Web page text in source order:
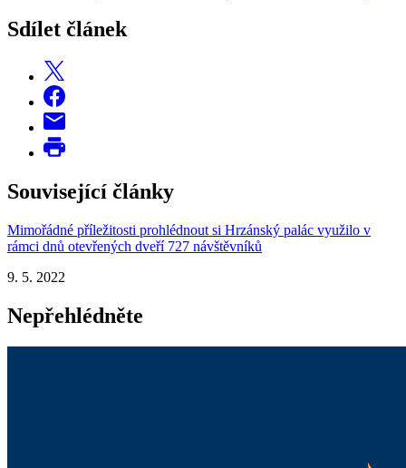
Sdílet článek
Související články
Mimořádné příležitosti prohlédnout si Hrzánský palác využilo v
rámci dnů otevřených dveří 727 návštěvníků
9. 5. 2022
Nepřehlédněte